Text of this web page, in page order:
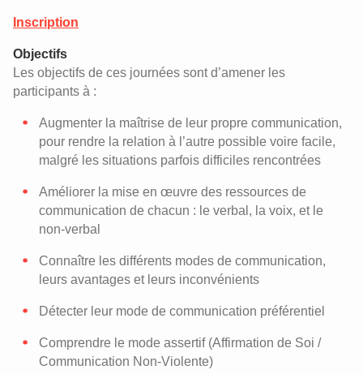
Inscription
Objectifs
Les objectifs de ces journées sont d’amener les
participants à :
Augmenter la maîtrise de leur propre communication,
pour rendre la relation à l’autre possible voire facile,
malgré les situations parfois difficiles rencontrées
Améliorer la mise en œuvre des ressources de
communication de chacun : le verbal, la voix, et le
non-verbal
Connaître les différents modes de communication,
leurs avantages et leurs inconvénients
Détecter leur mode de communication préférentiel
Comprendre le mode assertif (Affirmation de Soi /
Communication Non-Violente)